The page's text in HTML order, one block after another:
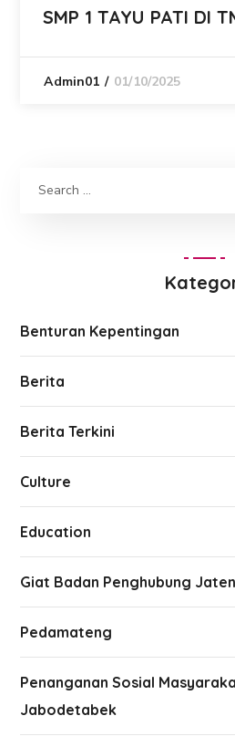
SMP 1 TAYU PATI DI
Admin01 01/10/2025
Benturan Kepentingan
Berita
Berita Terkini
Culture
Education
Giat Badan Penghubung
Pedamateng
Penanganan Sosial
Jabodetabek